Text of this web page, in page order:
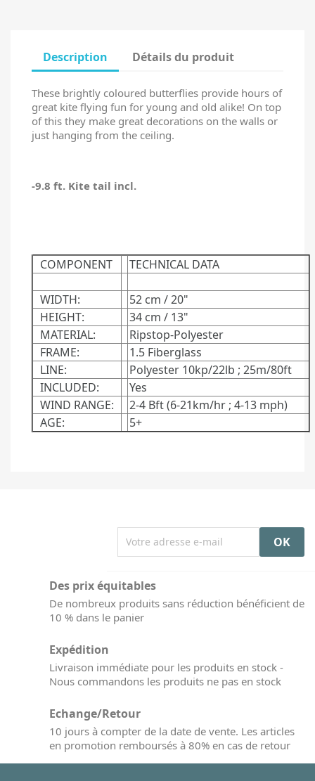
Description Détails du produit
These brightly coloured butterflies provide hours of
great kite flying fun for young and old alike! On top
of this they make great decorations on the walls or
just hanging from the ceiling.
-9.8 ft. Kite tail incl.
COMPONENT TECHNICAL DATA
WIDTH:
52 cm / 20"
HEIGHT:
34 cm / 13"
MATERIAL:
Ripstop-Polyester
FRAME:
1.5 Fiberglass
LINE:
Polyester 10kp/22lb ; 25m/80ft
INCLUDED:
Yes
WIND RANGE:
2-4 Bft (6-21km/hr ; 4-13 mph)
AGE:
5+
Des prix équitables
De nombreux produits sans réduction bénéficient de
10 % dans le panier
Expédition
Livraison immédiate pour les produits en stock -
Nous commandons les produits ne pas en stock
Echange/Retour
10 jours à compter de la date de vente. Les articles
en promotion remboursés à 80% en cas de retour